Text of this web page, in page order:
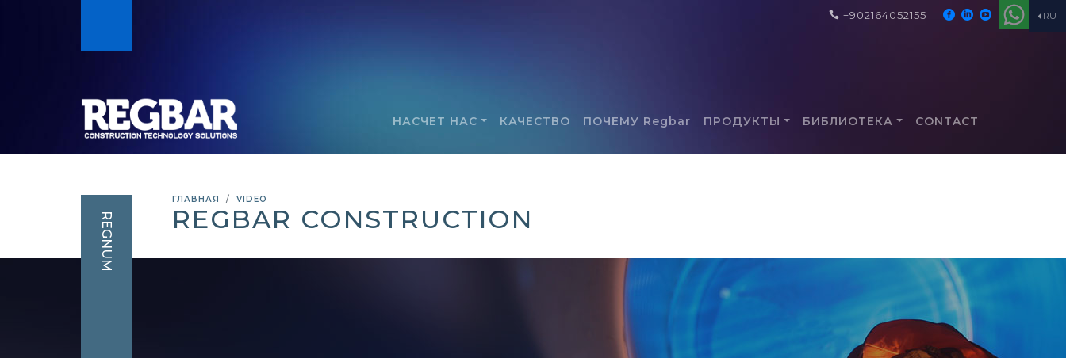
RU
+902164052155
НАСЧЕТ НАС КАЧЕСТВО ПОЧЕМУ Regbar ПРОДУКТЫ БИБЛИОТЕКА CONTACT
ГЛАВНАЯ VIDEO
REGBAR CONSTRUCTION
REGNUM